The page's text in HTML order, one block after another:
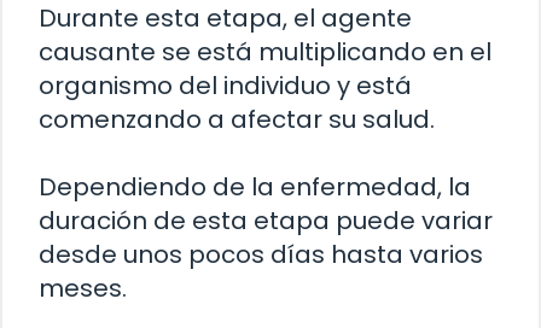
Durante esta etapa, el agente
causante se está multiplicando en el
organismo del individuo y está
comenzando a afectar su salud.
Dependiendo de la enfermedad, la
duración de esta etapa puede variar
desde unos pocos días hasta varios
meses.